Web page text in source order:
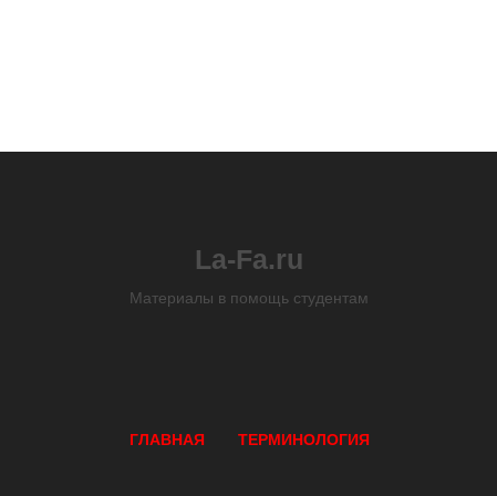
La-Fa.ru
Материалы в помощь студентам
ГЛАВНАЯ ТЕРМИНОЛОГИЯ